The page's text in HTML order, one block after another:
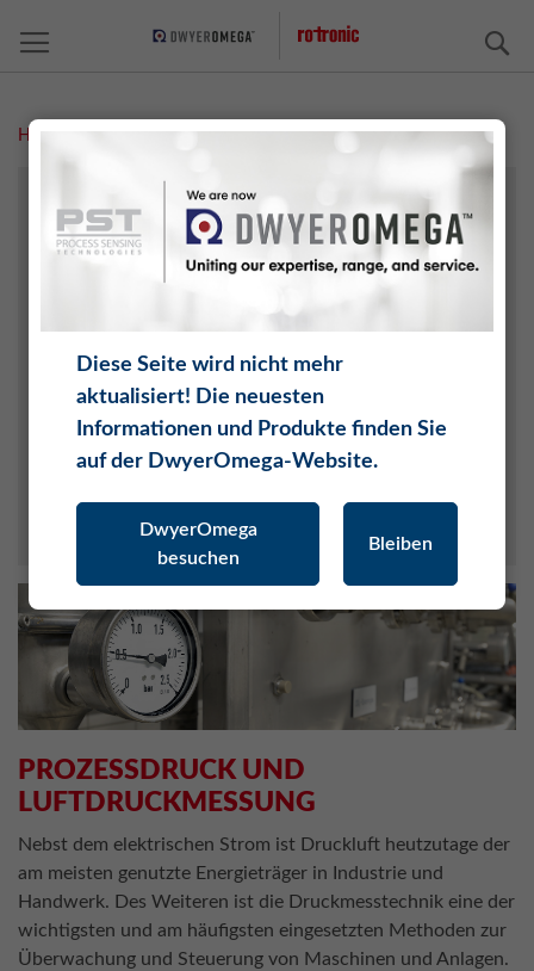
Home Measurement Solutions Druck
PROZESSDRUCK UND
LUFTDRUCKMESSUNG
Nebst dem elektrischen Strom ist Druckluft heutzutage der
am meisten genutzte Energieträger in Industrie und
Handwerk. Des Weiteren ist die Druckmesstechnik eine der
wichtigsten und am häufigsten eingesetzten Methoden zur
Überwachung und Steuerung von Maschinen und Anlagen.
TEMPERATUR
MONITORING SYSTEM (RMS)
Diese Seite wird nicht mehr
aktualisiert! Die neuesten
Informationen und Produkte finden Sie
auf der DwyerOmega-Website.
DwyerOmega
besuchen
Bleiben